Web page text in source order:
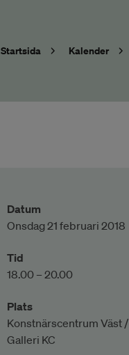
Startsida Kalender
Datum
Onsdag 21 februari 2018
Tid
18.00 – 20.00
Plats
Konstnärscentrum Väst /
Galleri KC